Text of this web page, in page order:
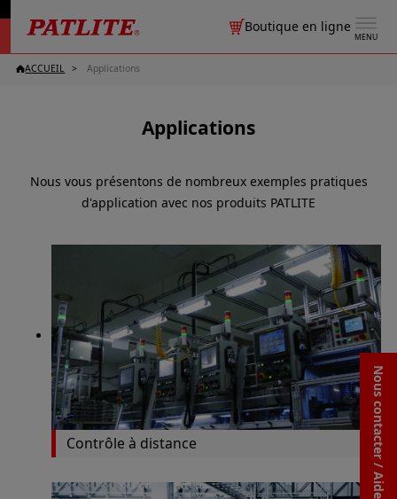
MENU
Boutique en ligne
Nous contacter / Aide
ACCUEIL Applications
Applications
Nous vous présentons de nombreux exemples pratiques
d'application avec nos produits PATLITE
Contrôle à distance